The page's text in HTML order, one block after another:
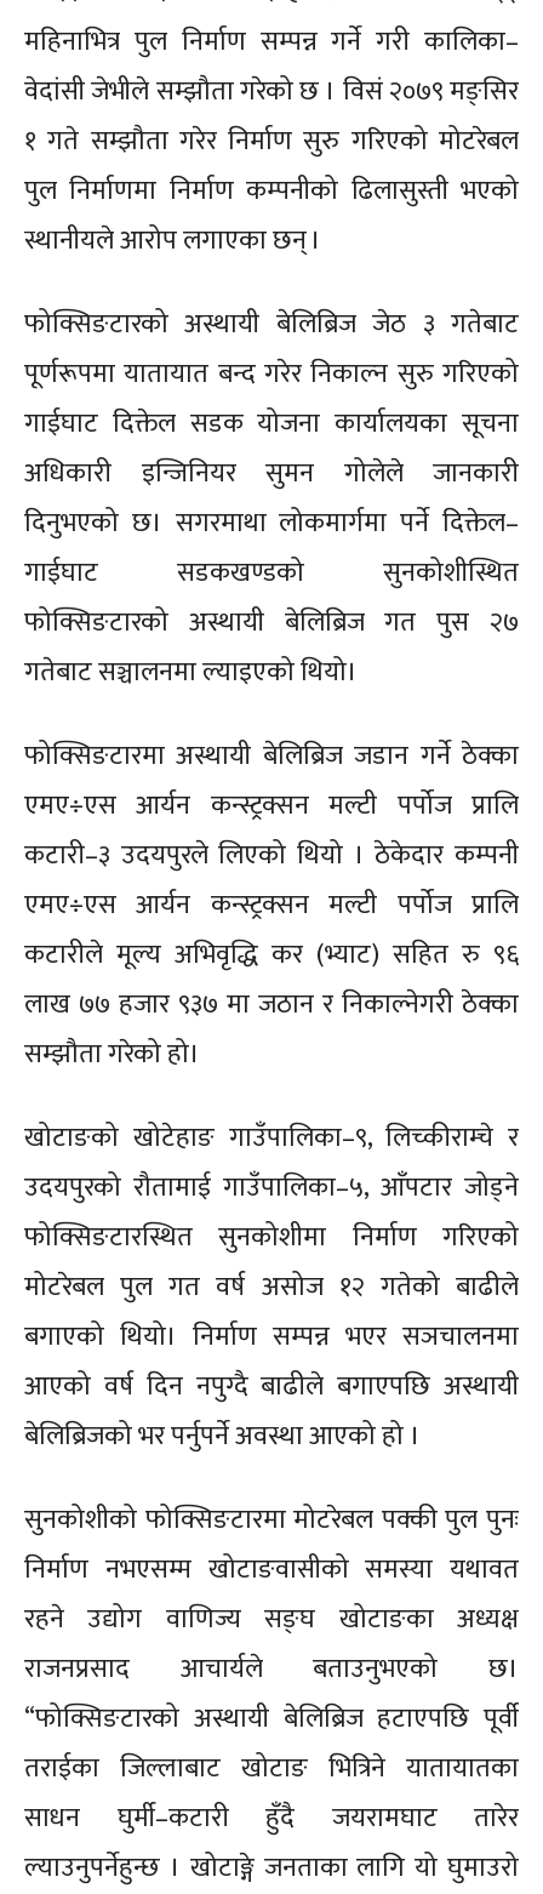
महिनाभित्र पुल निर्माण सम्पन्न गर्ने गरी कालिका–
वेदांसी जेभीले सम्झौता गरेको छ । विसं २०७९ मङ्सिर
१ गते सम्झौता गरेर निर्माण सुरु गरिएको मोटरेबल
पुल निर्माणमा निर्माण कम्पनीको ढिलासुस्ती भएको
स्थानीयले आरोप लगाएका छन् ।
फोक्सिङटारको अस्थायी बेलिब्रिज जेठ ३ गतेबाट
पूर्णरूपमा यातायात बन्द गरेर निकाल्न सुरु गरिएको
गाईघाट दिक्तेल सडक योजना कार्यालयका सूचना
अधिकारी इन्जिनियर सुमन गोलेले जानकारी
दिनुभएको छ। सगरमाथा लोकमार्गमा पर्ने दिक्तेल–
गाईघाट सडकखण्डको सुनकोशीस्थित
फोक्सिङटारको अस्थायी बेलिब्रिज गत पुस २७
गतेबाट सञ्चालनमा ल्याइएको थियो।
फोक्सिङटारमा अस्थायी बेलिब्रिज जडान गर्ने ठेक्का
एमए÷एस आर्यन कन्स्ट्रक्सन मल्टी पर्पोज प्रालि
कटारी–३ उदयपुरले लिएको थियो । ठेकेदार कम्पनी
एमए÷एस आर्यन कन्स्ट्रक्सन मल्टी पर्पोज प्रालि
कटारीले मूल्य अभिवृद्धि कर (भ्याट) सहित रु ९६
लाख ७७ हजार ९३७ मा जठान र निकाल्नेगरी ठेक्का
सम्झौता गरेको हो।
खोटाङको खोटेहाङ गाउँपालिका–९, लिच्कीराम्चे र
उदयपुरको रौतामाई गाउँपालिका–५, आँपटार जोड्ने
फोक्सिङटारस्थित सुनकोशीमा निर्माण गरिएको
मोटरेबल पुल गत वर्ष असोज १२ गतेको बाढीले
बगाएको थियो। निर्माण सम्पन्न भएर सञचालनमा
आएको वर्ष दिन नपुग्दै बाढीले बगाएपछि अस्थायी
बेलिब्रिजको भर पर्नुपर्ने अवस्था आएको हो ।
सुनकोशीको फोक्सिङटारमा मोटरेबल पक्की पुल पुनः
निर्माण नभएसम्म खोटाङवासीको समस्या यथावत
रहने उद्योग वाणिज्य सङ्घ खोटाङका अध्यक्ष
राजनप्रसाद आचार्यले बताउनुभएको छ।
“फोक्सिङटारको अस्थायी बेलिब्रिज हटाएपछि पूर्वी
तराईका जिल्लाबाट खोटाङ भित्रिने यातायातका
साधन घुर्मी–कटारी हुँदै जयरामघाट तारेर
ल्याउनुपर्नेहुन्छ । खोटाङ्गे जनताका लागि यो घुमाउरो